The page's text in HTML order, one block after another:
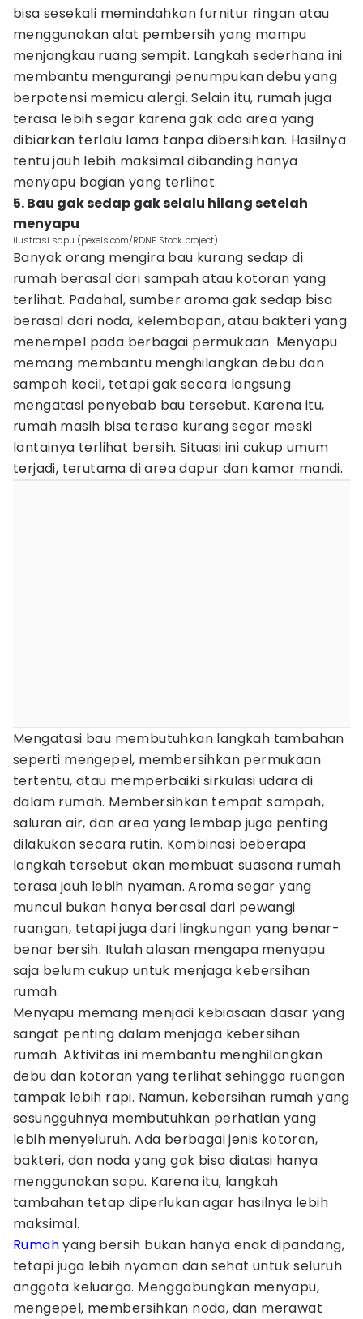
bisa sesekali memindahkan furnitur ringan atau
menggunakan alat pembersih yang mampu
menjangkau ruang sempit. Langkah sederhana ini
membantu mengurangi penumpukan debu yang
berpotensi memicu alergi. Selain itu, rumah juga
terasa lebih segar karena gak ada area yang
dibiarkan terlalu lama tanpa dibersihkan. Hasilnya
tentu jauh lebih maksimal dibanding hanya
menyapu bagian yang terlihat.
5. Bau gak sedap gak selalu hilang setelah
menyapu
ilustrasi sapu (pexels.com/RDNE Stock project)
Banyak orang mengira bau kurang sedap di
rumah berasal dari sampah atau kotoran yang
terlihat. Padahal, sumber aroma gak sedap bisa
berasal dari noda, kelembapan, atau bakteri yang
menempel pada berbagai permukaan. Menyapu
memang membantu menghilangkan debu dan
sampah kecil, tetapi gak secara langsung
mengatasi penyebab bau tersebut. Karena itu,
rumah masih bisa terasa kurang segar meski
lantainya terlihat bersih. Situasi ini cukup umum
terjadi, terutama di area dapur dan kamar mandi.
Mengatasi bau membutuhkan langkah tambahan
seperti mengepel, membersihkan permukaan
tertentu, atau memperbaiki sirkulasi udara di
dalam rumah. Membersihkan tempat sampah,
saluran air, dan area yang lembap juga penting
dilakukan secara rutin. Kombinasi beberapa
langkah tersebut akan membuat suasana rumah
terasa jauh lebih nyaman. Aroma segar yang
muncul bukan hanya berasal dari pewangi
ruangan, tetapi juga dari lingkungan yang benar-
benar bersih. Itulah alasan mengapa menyapu
saja belum cukup untuk menjaga kebersihan
rumah.
Menyapu memang menjadi kebiasaan dasar yang
sangat penting dalam menjaga kebersihan
rumah. Aktivitas ini membantu menghilangkan
debu dan kotoran yang terlihat sehingga ruangan
tampak lebih rapi. Namun, kebersihan rumah yang
sesungguhnya membutuhkan perhatian yang
lebih menyeluruh. Ada berbagai jenis kotoran,
bakteri, dan noda yang gak bisa diatasi hanya
menggunakan sapu. Karena itu, langkah
tambahan tetap diperlukan agar hasilnya lebih
maksimal.
Rumahyang bersih bukan hanya enak dipandang,
tetapi juga lebih nyaman dan sehat untuk seluruh
anggota keluarga. Menggabungkan menyapu,
mengepel, membersihkan noda, dan merawat